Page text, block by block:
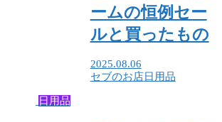
ームの恒例セー
ルと買ったもの
2025.08.06
セブのお店日用品
日用品